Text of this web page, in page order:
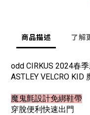
商品描述 了解
odd CIRKUS 2024春
ASTLEY VELCRO KID
魔鬼氈設計免綁鞋帶
穿脫便利快速出門